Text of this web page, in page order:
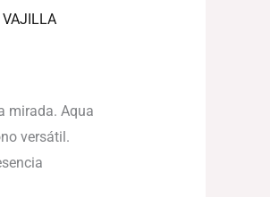
VAJILLA
mirada. Aqua
versátil.